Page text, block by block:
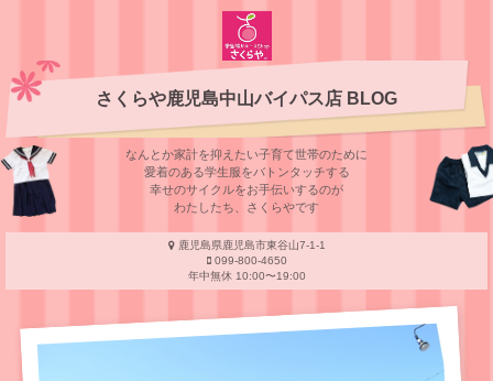
さくらや鹿児島中山バイパス店 BLOG
なんとか家計を抑えたい子育て世帯のために
愛着のある学⽣服をバトンタッチする
幸せのサイクルをお⼿伝いするのが
わたしたち、さくらやです
鹿児島県鹿児島市東谷山7-1-1
099-800-4650
年中無休 10:00〜19:00